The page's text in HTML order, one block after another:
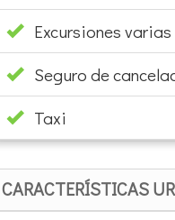
Excursiones varias
Seguro de
Taxi
CARACTERÍSTICAS